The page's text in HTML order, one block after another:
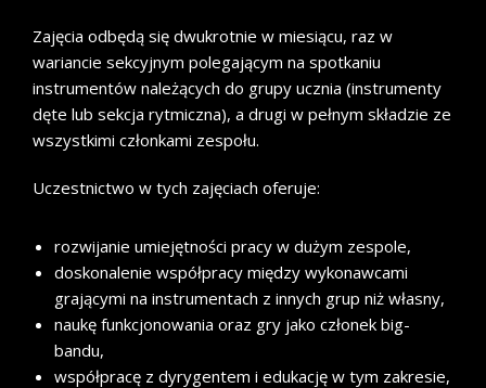
Zajęcia odbędą się dwukrotnie w miesiącu, raz w
wariancie sekcyjnym polegającym na spotkaniu
instrumentów należących do grupy ucznia (instrumenty
dęte lub sekcja rytmiczna), a drugi w pełnym składzie ze
wszystkimi członkami zespołu.
Uczestnictwo w tych zajęciach oferuje:
rozwijanie umiejętności pracy w dużym zespole,
doskonalenie współpracy między wykonawcami
grającymi na instrumentach z innych grup niż własny,
naukę funkcjonowania oraz gry jako członek big-
bandu,
współpracę z dyrygentem i edukację w tym zakresie,